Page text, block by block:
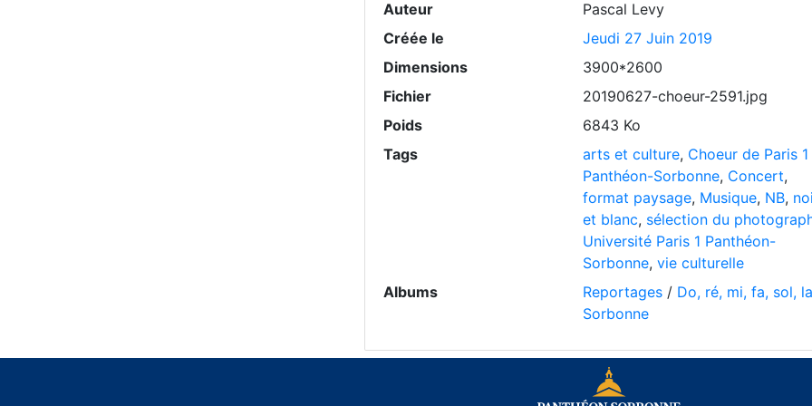
Auteur
Pascal Levy
Créée le
Jeudi 27 Juin 2019
Dimensions
3900*2600
Fichier
20190627-choeur-2591.jpg
Poids
6843 Ko
Tags
arts et culture, Choeur de Paris 1
Panthéon-Sorbonne, Concert,
format paysage, Musique, NB,
et blanc, sélection du
Université Paris 1 Panthéon-
Sorbonne, vie culturelle
Albums
Reportages / Do, ré, mi, fa, sol,
Sorbonne